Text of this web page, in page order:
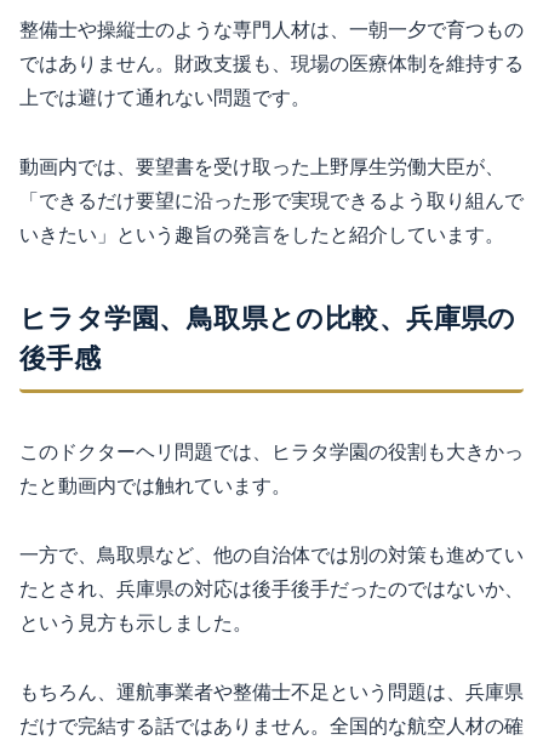
整備士や操縦士のような専門人材は、一朝一夕で育つもの
ではありません。財政支援も、現場の医療体制を維持する
上では避けて通れない問題です。
動画内では、要望書を受け取った上野厚生労働大臣が、
「できるだけ要望に沿った形で実現できるよう取り組んで
いきたい」という趣旨の発言をしたと紹介しています。
ヒラタ学園、鳥取県との比較、兵庫県の
後手感
このドクターヘリ問題では、ヒラタ学園の役割も大きかっ
たと動画内では触れています。
一方で、鳥取県など、他の自治体では別の対策も進めてい
たとされ、兵庫県の対応は後手後手だったのではないか、
という見方も示しました。
もちろん、運航事業者や整備士不足という問題は、兵庫県
だけで完結する話ではありません。全国的な航空人材の確